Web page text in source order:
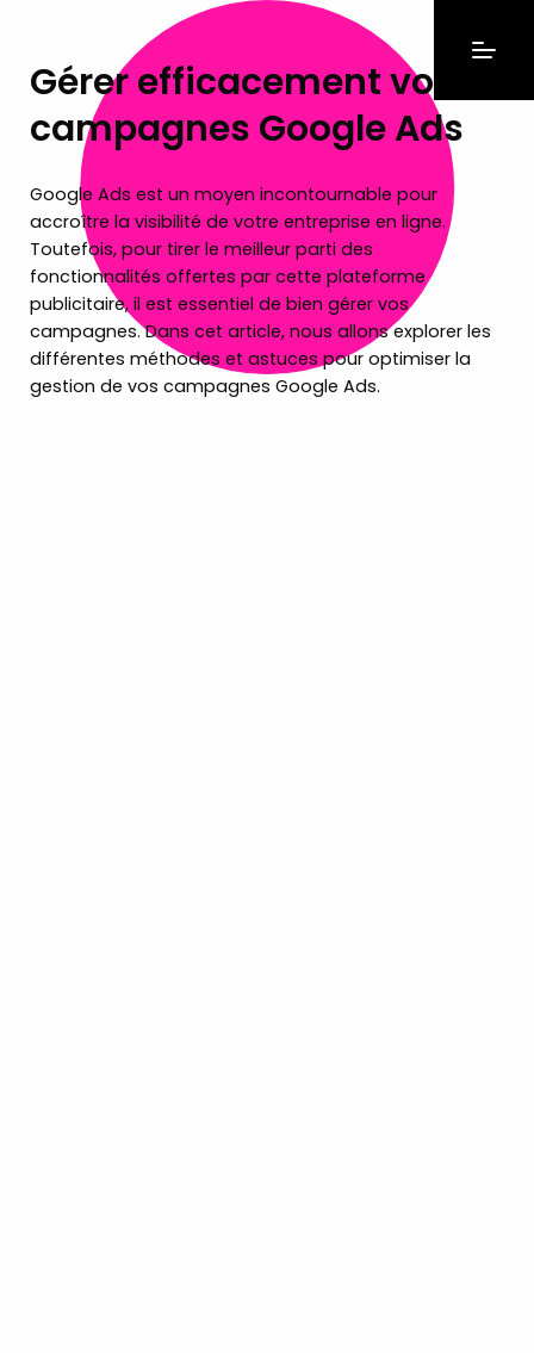
Gérer efficacement vos
campagnes Google Ads
Google Ads est un moyen incontournable pour
accroître la visibilité de votre entreprise en ligne.
Toutefois, pour tirer le meilleur parti des
fonctionnalités offertes par cette plateforme
publicitaire, il est essentiel de bien gérer vos
campagnes. Dans cet article, nous allons explorer les
différentes méthodes et astuces pour optimiser la
gestion de vos campagnes Google Ads.